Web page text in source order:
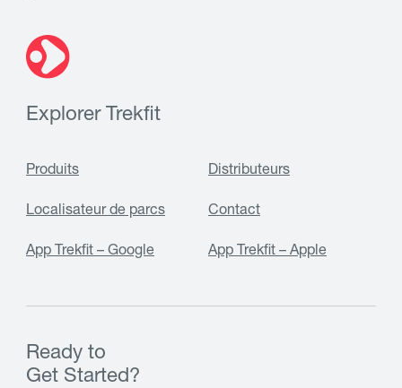
Explorer Trekfit
Produits Distributeurs
Localisateur de parcs Contact
App Trekfit – Google App Trekfit – Apple
Ready to
Get Started?